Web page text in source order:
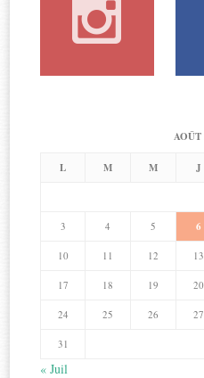
AOÛT
L M M J
3 4 5 6
10 11 12 13
17 18 19 20
24 25 26 27
31
« Juil